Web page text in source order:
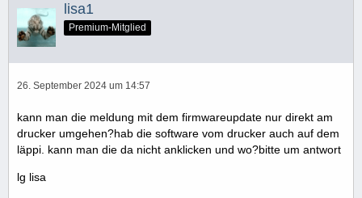
lisa1
Premium-Mitglied
26. September 2024 um 14:57
kann man die meldung mit dem firmwareupdate nur direkt am
drucker umgehen?hab die software vom drucker auch auf dem
läppi. kann man die da nicht anklicken und wo?bitte um antwort
lg lisa